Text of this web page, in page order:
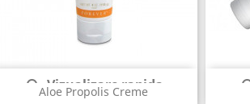
Aloe Propolis Creme
Vizualizare rapida